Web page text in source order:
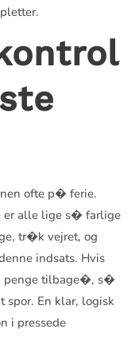
ofte p� ferie.
alle lige s� farlige
tr�k vejret, og
indsats. Hvis
penge tilbage�, s�
En klar, logisk
i pressede